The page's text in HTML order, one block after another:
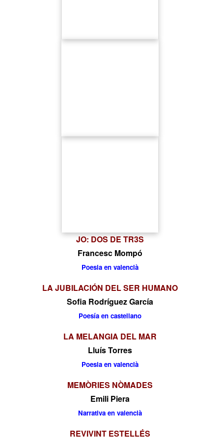
REVIVINT ESTELLÉS
MEMÒRIES NÒMADES
Emili Piera
Narrativa en valencià
LA MELANGIA DEL MAR
Lluís Torres
Poesia en valencià
LA JUBILACIÓN DEL SER HUMANO
Sofia Rodríguez García
Poesía en castellano
JO: DOS DE TR3S
Francesc Mompó
Poesia en valencià